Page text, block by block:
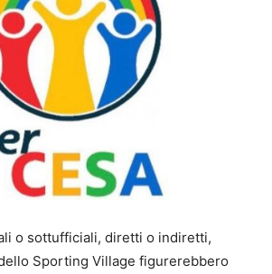
o sottufficiali, diretti o indiretti,
Sporting Village figurerebbero